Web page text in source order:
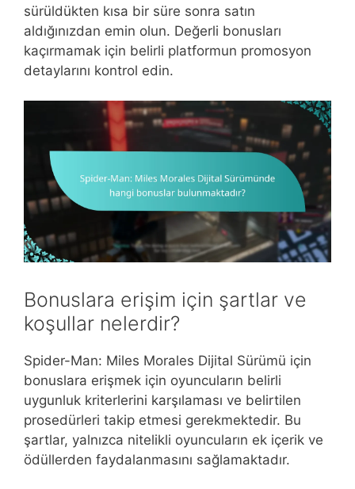
sürüldükten kısa bir süre sonra satın
aldığınızdan emin olun. Değerli bonusları
kaçırmamak için belirli platformun promosyon
detaylarını kontrol edin.
Bonuslara erişim için şartlar ve
koşullar nelerdir?
Spider-Man: Miles Morales Dijital Sürümü için
bonuslara erişmek için oyuncuların belirli
uygunluk kriterlerini karşılaması ve belirtilen
prosedürleri takip etmesi gerekmektedir. Bu
şartlar, yalnızca nitelikli oyuncuların ek içerik ve
ödüllerden faydalanmasını sağlamaktadır.